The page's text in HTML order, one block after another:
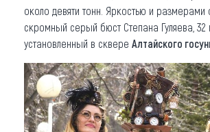
около девяти тонн. Яркостью и размерами
скромный серый бюст Степана Гуляева, 32
установленный в сквере Алтайского